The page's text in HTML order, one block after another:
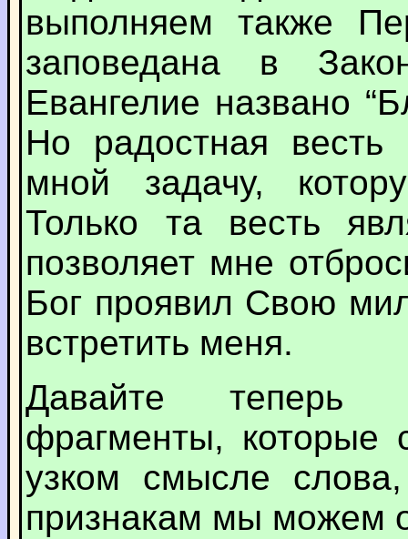
выполняем также
заповедана в
Евангелие названо
Но радостная
мной задачу,
Только та весть
позволяет мне
Бог проявил Свою
встретить меня.
Давайте теперь
фрагменты, которые
узком смысле
признакам мы можем